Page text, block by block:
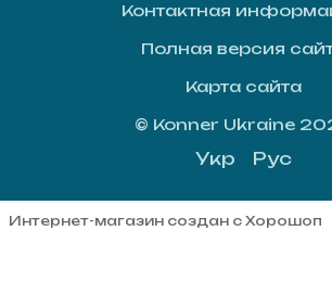
Контактная
Полная версия
Карта сайта
© Konner Ukraine
Укр Рус
Интернет-магазин создан с Хорошоп